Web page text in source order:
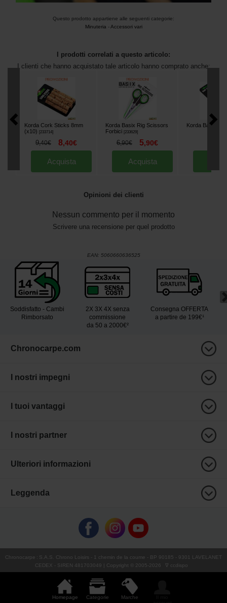
Homepage Categorie Marche
Questo prodotto appartiene alle seguenti categorie:
Minuteria -Accessori vari
I prodotti correlati a questo articolo:
I clienti che hanno acquistato tale articolo hanno comprato anche:
Korda Cork Sticks 8mm
(x10) [233714]
9,40€ 8,40€
Acquista
Korda Basix Rig Scissors
Forbici [233629]
6,90€ 5,90€
Acquista
Korda Bait Drill
Opinioni dei clienti
Nessun commento per il momento
Scrivere una recensione per quel prodotto
EAN: 5060660636525
Soddisfatto - Cambi
Rimborsato
2X 3X 4X senza
commissione
da 50 a 2000€²
Consegna OFFERTA
a partire de 199€¹
Chronocarpe.com
I nostri impegni
I tuoi vantaggi
I nostri partner
Ulteriori informazioni
Leggenda
Chronocarpe : S.A.S. Chrono Loisirs - 1 chemin de la coume - BP 90185 - 9301 LAVELANET
CEDEX - SIREN 481703049 | Copyright © 2005-2026 ∇ ccdispo